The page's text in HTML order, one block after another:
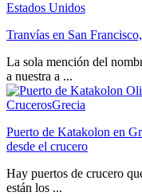
Estados Unidos
Tranvías en San
La sola mención del
a nuestra a ...
CrucerosGrecia
Puerto de Katakolon en
desde el crucero
Hay puertos de crucero
están los ...